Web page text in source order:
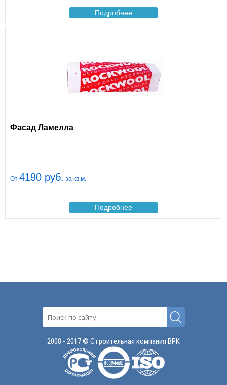
Подробнее
Фасад Ламелла
От 4190 руб. за кв.м.
Подробнее
2008 - 2017 © Строительная компания ВРК